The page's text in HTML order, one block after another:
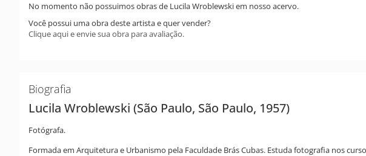
No momento não possuimos obras de Lucila Wroblewski em nosso acervo.
Você possui uma obra deste artista e quer vender?
Clique aqui e envie sua obra para avaliação.
Biografia
Lucila Wroblewski (São Paulo, São Paulo, 1957)
Fotógrafa.
Formada em Arquitetura e Urbanismo pela Faculdade Brás Cubas. Estuda fotografia nos